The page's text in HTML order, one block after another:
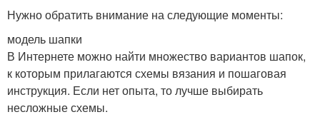
Нужно обратить внимание на следующие моменты:
модель шапки
В Интернете можно найти множество вариантов шапок,
к которым прилагаются схемы вязания и пошаговая
инструкция. Если нет опыта, то лучше выбирать
несложные схемы.